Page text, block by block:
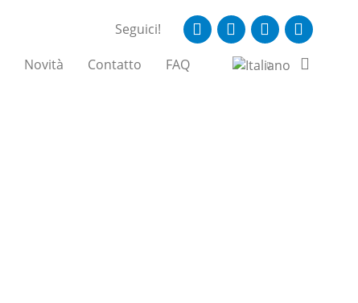
Seguici!
Novità Contatto FAQ